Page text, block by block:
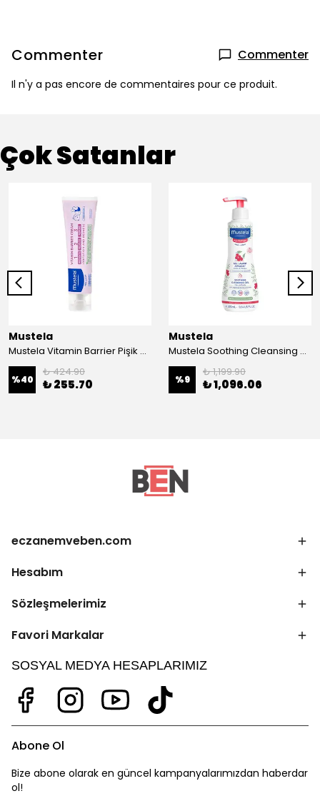
Commenter Commenter
Il n'y a pas encore de commentaires pour ce produit.
Çok Satanlar
Mustela
Mustela Vitamin Barrier Pişik Kremi 50ml
%40
₺ 424.90
₺ 255.70
Mustela
Mustela Soothing Cleansing Gel 300 ml - Saç ve Vücut Şampuanı
%9
₺ 1,199.90
₺ 1,096.06
eczanemveben.com
Hesabım
Sözleşmelerimiz
Favori Markalar
SOSYAL MEDYA HESAPLARIMIZ
Abone Ol
Bize abone olarak en güncel kampanyalarımızdan haberdar
ol!